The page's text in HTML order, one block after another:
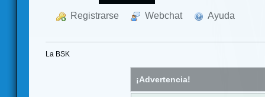
Registrarse Webchat Ayuda
La BSK
¡Advertencia!